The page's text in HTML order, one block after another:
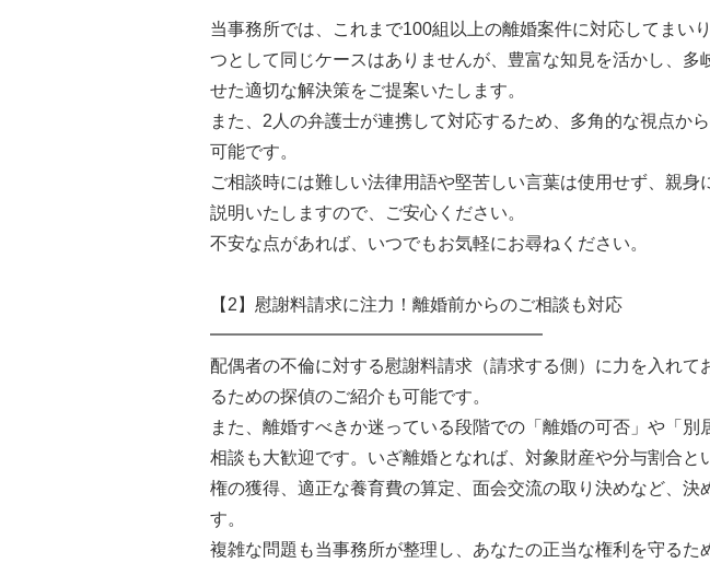
当事務所では、これまで100組以上の離婚案件に対応してまい
つとして同じケースはありませんが、豊富な知見を活かし、多
せた適切な解決策をご提案いたします。
また、2人の弁護士が連携して対応するため、多角的な視点か
可能です。
ご相談時には難しい法律用語や堅苦しい言葉は使用せず、親身
説明いたしますので、ご安心ください。
不安な点があれば、いつでもお気軽にお尋ねください。
【2】慰謝料請求に注力！離婚前からのご相談も対応
━━━━━━━━━━━━━━━━━━━
配偶者の不倫に対する慰謝料請求（請求する側）に力を入れて
るための探偵のご紹介も可能です。
また、離婚すべきか迷っている段階での「離婚の可否」や「別
相談も大歓迎です。いざ離婚となれば、対象財産や分与割合と
権の獲得、適正な養育費の算定、面会交流の取り決めなど、決
す。
複雑な問題も当事務所が整理し、あなたの正当な権利を守るた